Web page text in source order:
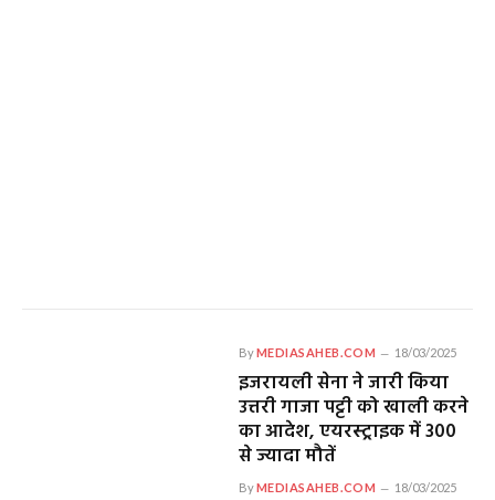
ByMEDIASAHEB.COM 18/03/2025
इजरायली सेना ने जारी किया
उत्तरी गाजा पट्टी को खाली करने
का आदेश, एयरस्ट्राइक में 300
से ज्यादा मौतें
ByMEDIASAHEB.COM 18/03/2025